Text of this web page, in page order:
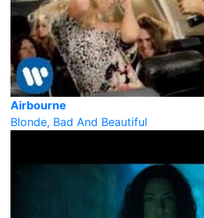
Airbourne
Blonde, Bad And Beautiful